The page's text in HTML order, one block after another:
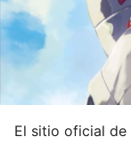
El sitio oficial de